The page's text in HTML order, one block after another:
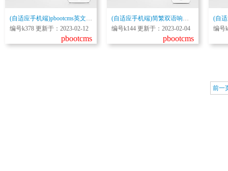
(自适应手机端)pbootcms英文外贸出口网站源码下载工厂产品出口公司网站模板
编号k378 更新于：2023-02-12
pbootcms
(自适应手机端)简繁双语响应式HTML5通用金融资本咨询网站单页pbootcms模板
编号k144 更新于：2023-02-04
pbootcms
编号
前一